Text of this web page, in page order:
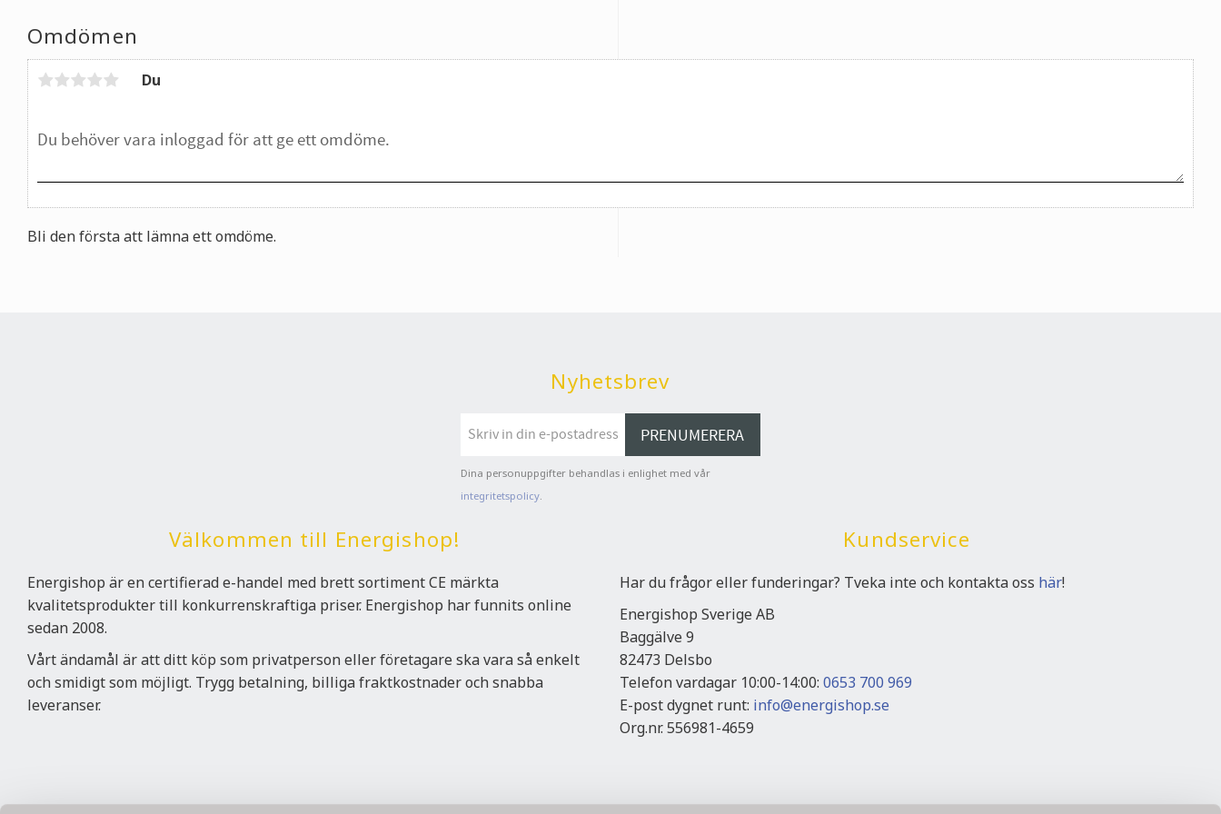
Omdömen
Du
Bli den första att lämna ett omdöme.
Nyhetsbrev
PRENUMERERA
Dina personuppgifter behandlas i enlighet med vår
integritetspolicy.
Välkommen till Energishop!
Energishop är en certifierad e-handel med brett sortiment CE märkta
kvalitetsprodukter till konkurrenskraftiga priser. Energishop har funnits online
sedan 2008.
Vårt ändamål är att ditt köp som privatperson eller företagare ska vara så enkelt
och smidigt som möjligt. Trygg betalning, billiga fraktkostnader och snabba
leveranser.
Kundservice
Har du frågor eller funderingar? Tveka inte och kontakta oss här!
Energishop Sverige AB
Baggälve 9
82473 Delsbo
Telefon vardagar 10:00-14:00: 0653 700 969
E-post dygnet runt: info@energishop.se
Org.nr. 556981-4659